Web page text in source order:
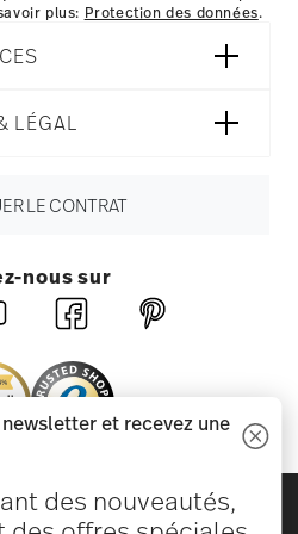
plus: Protection des données.
LÉGAL
LE CONTRAT
nous sur
nos marques
pour votre maison
et recevez une
des nouveautés,